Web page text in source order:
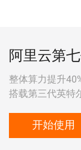
阿里云第
整体算力提升
搭载第三代英特
开始使用